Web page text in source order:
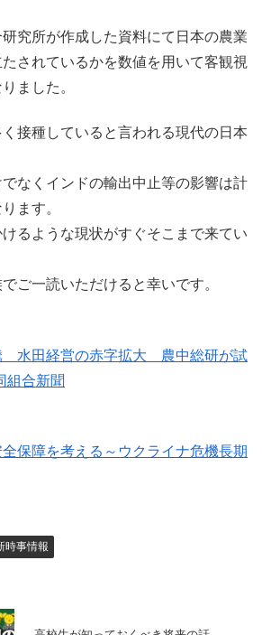
究所が作成した資料にて日本の農業
されているかを数値を用いて客観視
ました。
接種していると言われる現代の日本
なくインドの輸出中止等の影響は計
ます。
るような現状がすぐそこまで来てい
ご一読いただけると幸いです。
水田経営の赤字拡大 農中総研が試
組合新聞
保障を考える～ウクライナ危機長期
時事情報